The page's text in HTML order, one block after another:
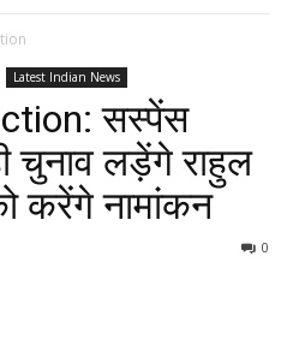
Latest Indian News
सस्पेंस
चुनाव लड़ेंगे राहुल
करेंगे नामांकन
0